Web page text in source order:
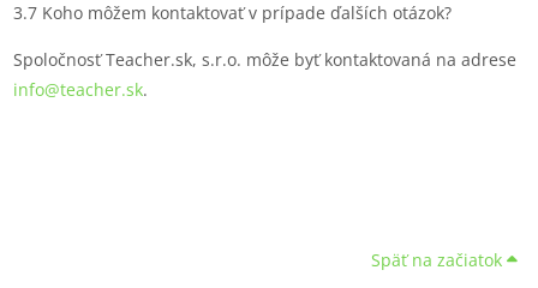
3.7 Koho môžem kontaktovať v prípade ďalších otázok?
Spoločnosť Teacher.sk, s.r.o. môže byť kontaktovaná na adrese
info@teacher.sk.
Späť na začiatok